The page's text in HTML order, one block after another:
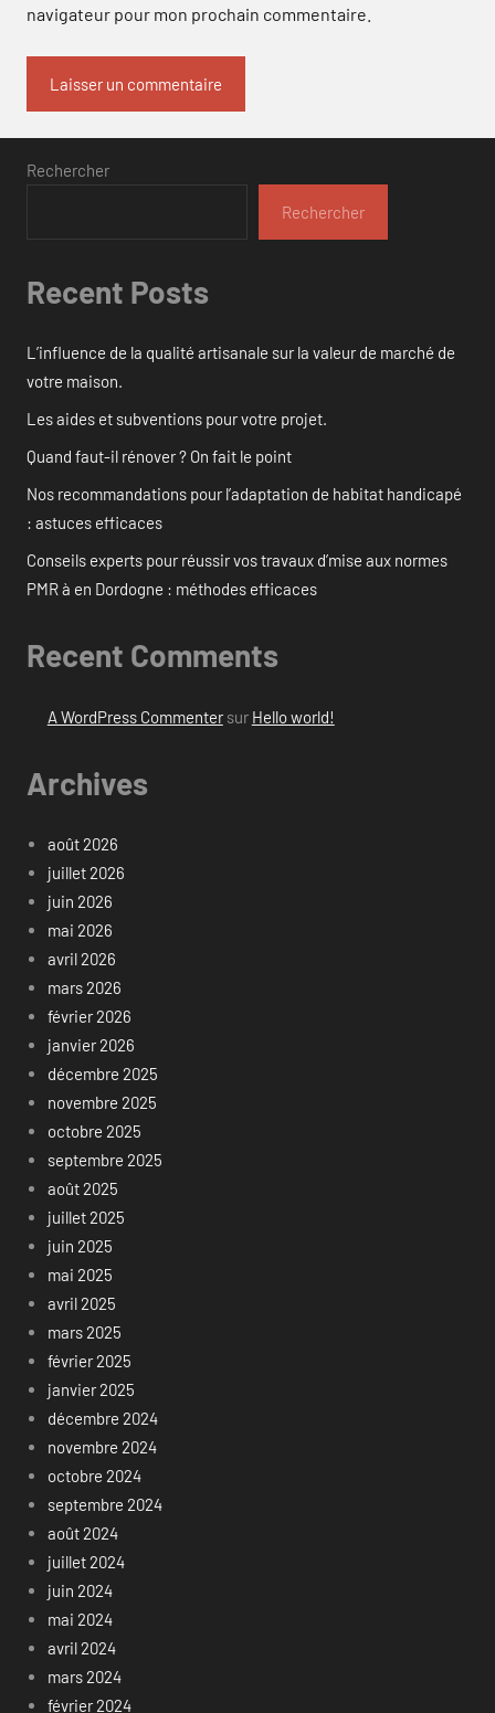
navigateur pour mon prochain commentaire.
Rechercher
Rechercher
Recent Posts
L’influence de la qualité artisanale sur la valeur de marché de
votre maison.
Les aides et subventions pour votre projet.
Quand faut-il rénover ? On fait le point
Nos recommandations pour l’adaptation de habitat handicapé
: astuces efficaces
Conseils experts pour réussir vos travaux d’mise aux normes
PMR à en Dordogne : méthodes efficaces
Recent Comments
A WordPress Commentersur Hello world!
Archives
août 2026
juillet 2026
juin 2026
mai 2026
avril 2026
mars 2026
février 2026
janvier 2026
décembre 2025
novembre 2025
octobre 2025
septembre 2025
août 2025
juillet 2025
juin 2025
mai 2025
avril 2025
mars 2025
février 2025
janvier 2025
décembre 2024
novembre 2024
octobre 2024
septembre 2024
août 2024
juillet 2024
juin 2024
mai 2024
avril 2024
mars 2024
février 2024